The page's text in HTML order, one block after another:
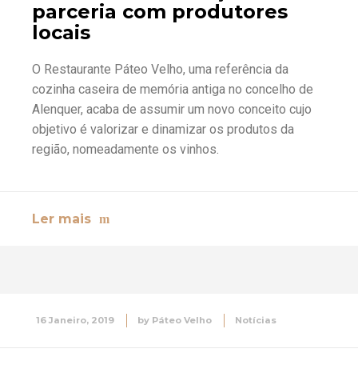
parceria com produtores
locais
O Restaurante Páteo Velho, uma referência da
cozinha caseira de memória antiga no concelho de
Alenquer, acaba de assumir um novo conceito cujo
objetivo é valorizar e dinamizar os produtos da
região, nomeadamente os vinhos.
Ler mais
16 Janeiro, 2019 by Páteo Velho Notícias